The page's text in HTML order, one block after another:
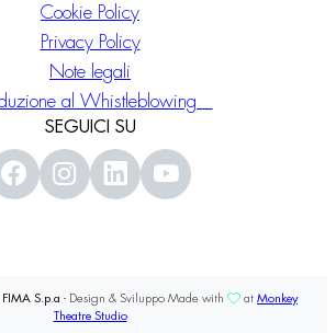
Cookie Policy
Privacy Policy
Note legali
al Whistleblowing
SEGUICI SU
FIMA S.p.a - Design & Sviluppo Made with at Monkey
Theatre Studio